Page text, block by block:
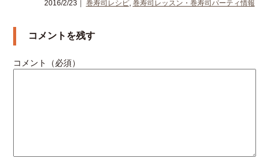
2016/2/23｜ 巻寿司レシピ, 巻寿司レッスン・巻寿司パーティ情報
コメントを残す
コメント（必須）